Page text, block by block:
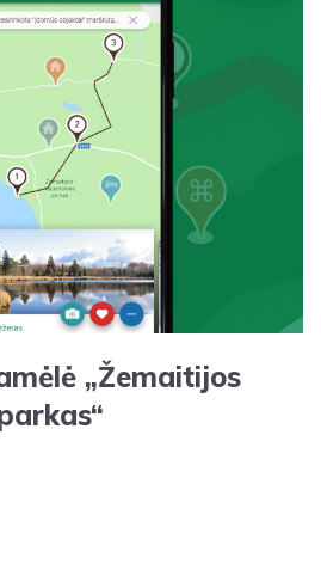
„Žemaitijos